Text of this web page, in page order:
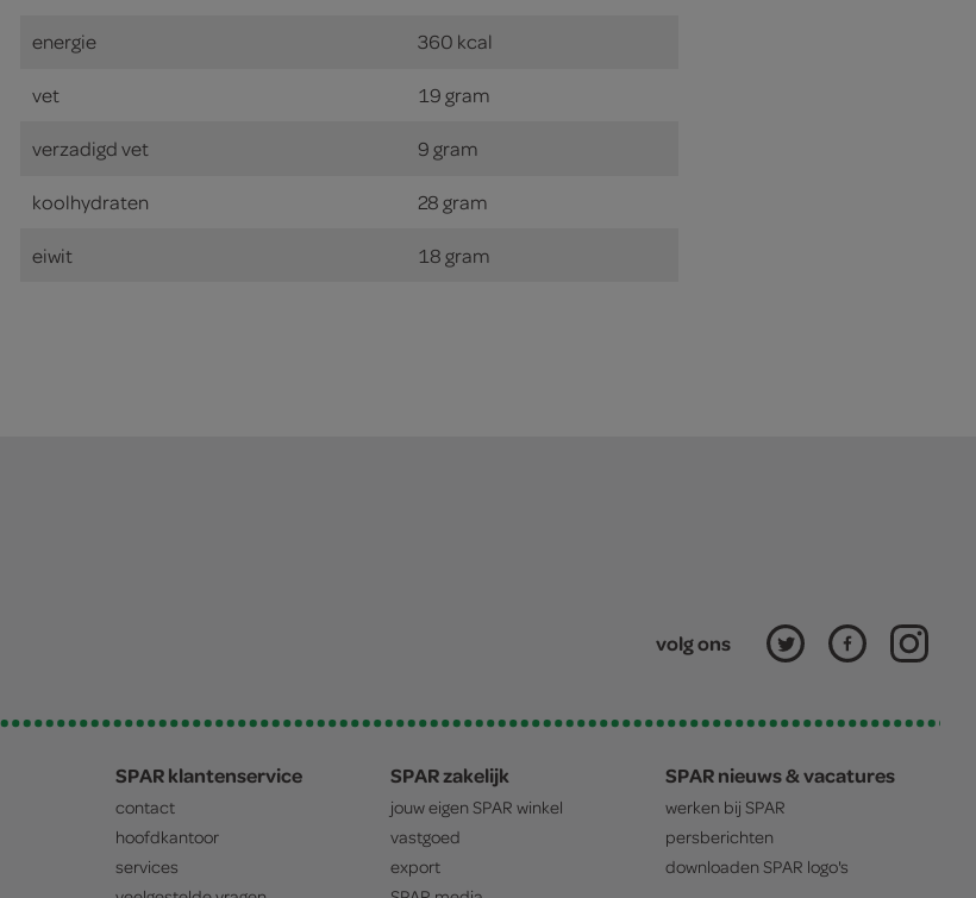
energie 360 kcal
vet 19 gram
verzadigd vet 9 gram
koolhydraten 28 gram
eiwit 18 gram
volg ons
SPAR klantenservice
contact
hoofdkantoor
services
SPAR zakelijk
jouw eigen SPAR winkel
vastgoed
export
SPAR nieuws & vacatures
werken bij SPAR
persberichten
downloaden SPAR logo's